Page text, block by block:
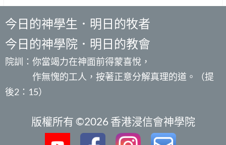
今日的神學生．明日的牧者
今日的神學院．明日的教會
院訓：你當竭力在神面前得蒙喜悅，
作無愧的工人，按著正意分解真理的道。（提
後2：15）
版權所有 ©2026 香港浸信會神學院